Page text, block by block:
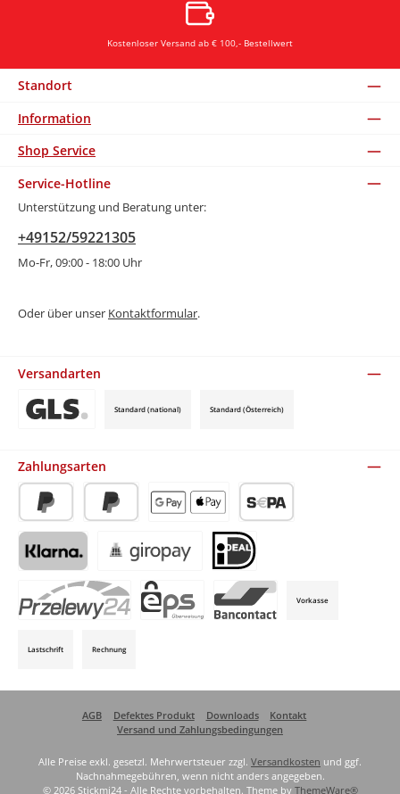
Kostenloser Versand ab € 100,- Bestellwert
Standort
Information
Shop Service
Service-Hotline
Unterstützung und Beratung unter:
+49152/59221305
Mo-Fr, 09:00 - 18:00 Uhr
Oder über unser Kontaktformular.
Versandarten
Standard (national) Standard (Österreich)
Zahlungsarten
PayPal Später BezahlenApple Pay / Google Pay (via Stripe)
SEPA-Lastschrift (via Stripe)
Klarna (via Stripe)Giropay (via Stripe) iDeal (via Stripe)
Vorkasse
Lastschrift Rechnung
AGB Defektes Produkt Downloads
Kontakt
Versand und Zahlungsbedingungen
Alle Preise exkl. gesetzl. Mehrwertsteuer zzgl. Versandkosten und ggf.
Nachnahmegebühren, wenn nicht anders angegeben.
© 2026 Stickmi24 - Alle Rechte vorbehalten. Theme by ThemeWare®